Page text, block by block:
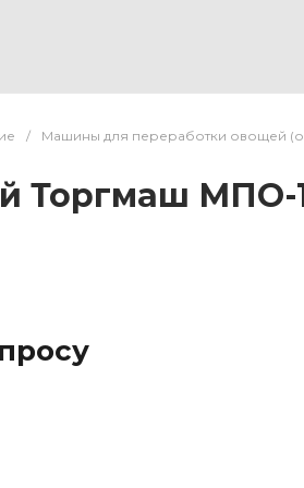
/ Машины для переработки овощей
Торгмаш МПО-